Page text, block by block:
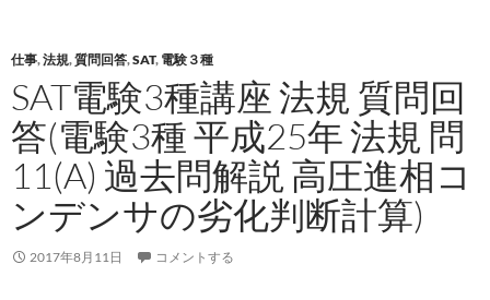
仕事,法規,質問回答,SAT, 電験３種
SAT電験3種講座 法規 質問回
答(電験3種 平成25年 法規 問
11(A) 過去問解説 高圧進相コ
ンデンサの劣化判断計算)
2017年8月11日 コメントする